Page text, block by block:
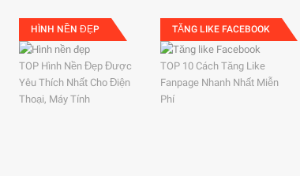
HÌNH NỀN ĐẸP
TOP Hình Nền Đẹp Được
Yêu Thích Nhất Cho Điện
Thoại, Máy Tính
TĂNG LIKE FACEBOOK
TOP 10 Cách Tăng Like
Fanpage Nhanh Nhất Miễn
Phí